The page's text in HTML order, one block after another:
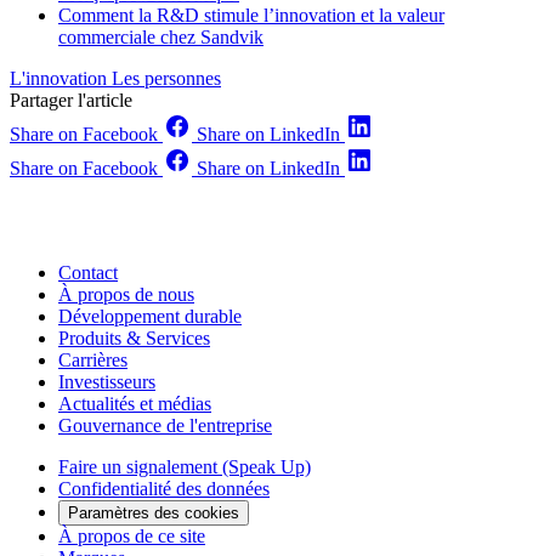
Comment la R&D stimule l’innovation et la valeur
commerciale chez Sandvik
L'innovation Les personnes
Partager l'article
Share on Facebook
Share on LinkedIn
Share on Facebook
Share on LinkedIn
Contact
À propos de nous
Développement durable
Produits & Services
Carrières
Investisseurs
Actualités et médias
Gouvernance de l'entreprise
Faire un signalement (Speak Up)
Confidentialité des données
Paramètres des cookies
À propos de ce site